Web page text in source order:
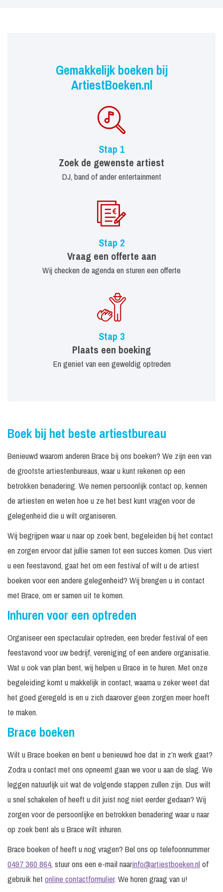
Gemakkelijk boeken bij
ArtiestBoeken.nl
Stap 1
Zoek de gewenste artiest
DJ, band of ander entertainment
Stap 2
Vraag een offerte aan
Wij checken de agenda en sturen een offerte
Stap 3
Plaats een boeking
En geniet van een geweldig optreden
Boek bij het beste artiestbureau
Benieuwd waarom anderen Brace bij ons boeken? We zijn een van
de grootste artiestenbureaus, waar u kunt rekenen op een
betrokken benadering. We nemen persoonlijk contact op, kennen
de artiesten en weten hoe u ze het best kunt vragen voor de
gelegenheid die u wilt organiseren.
Wij begrijpen waar u naar op zoek bent, begeleiden bij het contact
en zorgen ervoor dat jullie samen tot een succes komen. Dus viert
u een feestavond, gaat het om een festival of wilt u de artiest
boeken voor een andere gelegenheid? Wij brengen u in contact
met Brace, om er samen uit te komen.
Inhuren voor een optreden
Organiseer een spectaculair optreden, een breder festival of een
feestavond voor uw bedrijf, vereniging of een andere organisatie.
Wat u ook van plan bent, wij helpen u Brace in te huren. Met onze
begeleiding komt u makkelijk in contact, waarna u zeker weet dat
het goed geregeld is en u zich daarover geen zorgen meer hoeft
te maken.
Brace boeken
Wilt u Brace boeken en bent u benieuwd hoe dat in z’n werk gaat?
Zodra u contact met ons opneemt gaan we voor u aan de slag. We
leggen natuurlijk uit wat de volgende stappen zullen zijn. Dus wilt
u snel schakelen of heeft u dit juist nog niet eerder gedaan? Wij
zorgen voor de persoonlijke en betrokken benadering waar u naar
op zoek bent als u Brace wilt inhuren.
Brace boeken of heeft u nog vragen? Bel ons op telefoonnummer
0497 360 864, stuur ons een e-mail naarinfo@artiestboeken.nlof
gebruik het online contactformulier. We horen graag van u!